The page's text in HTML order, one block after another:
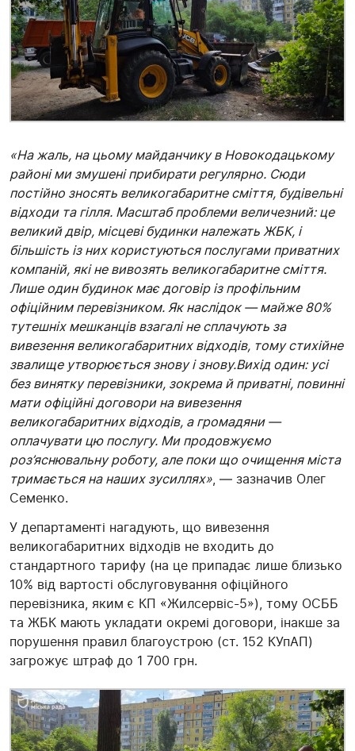
«На жаль, на цьому майданчику в Новокодацькому
районі ми змушені прибирати регулярно. Сюди
постійно зносять великогабаритне сміття, будівельні
відходи та гілля. Масштаб проблеми величезний: це
великий двір, місцеві будинки належать ЖБК, і
більшість із них користуються послугами приватних
компаній, які не вивозять великогабаритне сміття.
Лише один будинок має договір із профільним
офіційним перевізником. Як наслідок — майже 80%
тутешніх мешканців взагалі не сплачують за
вивезення великогабаритних відходів, тому стихійне
звалище утворюється знову і знову.Вихід один: усі
без винятку перевізники, зокрема й приватні, повинні
мати офіційні договори на вивезення
великогабаритних відходів, а громадяни —
оплачувати цю послугу. Ми продовжуємо
роз’яснювальну роботу, але поки що очищення міста
тримається на наших зусиллях» , — зазначив Олег
Семенко.
У департаменті нагадують, що вивезення
великогабаритних відходів не входить до
стандартного тарифу (на це припадає лише близько
10% від вартості обслуговування офіційного
перевізника, яким є КП «Жилсервіс-5»), тому ОСББ
та ЖБК мають укладати окремі договори, інакше за
порушення правил благоустрою (ст. 152 КУпАП)
загрожує штраф до 1 700 грн.